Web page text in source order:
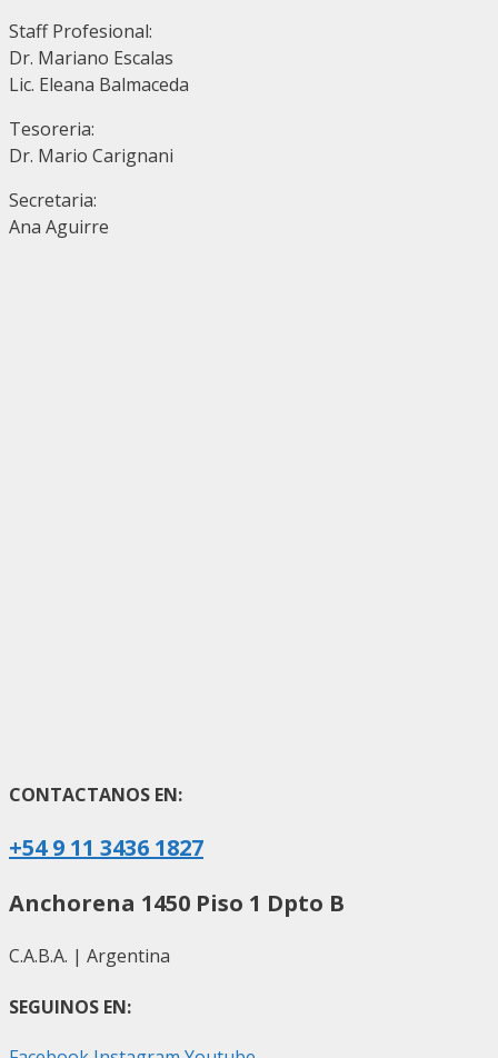
Staff Profesional:
Dr. Mariano Escalas
Lic. Eleana Balmaceda
Tesoreria:
Dr. Mario Carignani
Secretaria:
Ana Aguirre
CONTACTANOS EN:
+54 9 11 3436 1827
Anchorena 1450 Piso 1 Dpto B
C.A.B.A. | Argentina
SEGUINOS EN: